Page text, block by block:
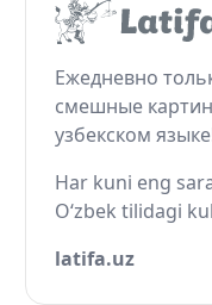
Ежедневно
смешные
узбекском
Har kuni eng
O‘zbek tilidagi
latifa.uz